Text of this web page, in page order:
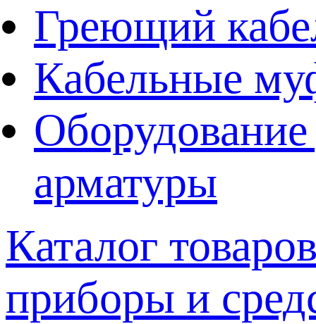
Греющий
Кабельные
арматуры
Каталог
приборы и